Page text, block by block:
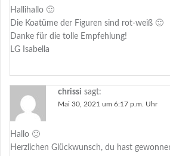
Hallihallo 🙂
Die Koatüme der Figuren sind rot-weiß 🙂
Danke für die tolle Empfehlung!
LG Isabella
chrissi sagt:
Mai 30, 2021 um 6:17 p.m. Uhr
Hallo 🙂
Herzlichen Glückwunsch, du hast